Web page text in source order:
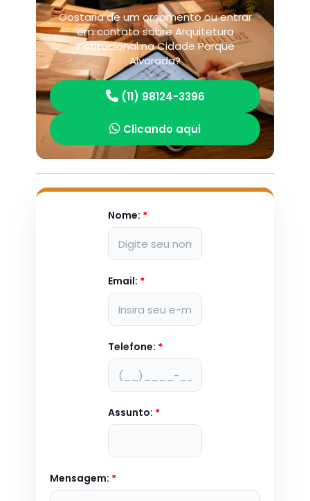
Gostaria de um orçamento ou entrar
em contato sobre Arquitetura
Institucional na Cidade Parque
Alvorada?
(11) 98124-3396
Clicando aqui
Nome: *
Email: *
Telefone: *
Assunto: *
Mensagem: *